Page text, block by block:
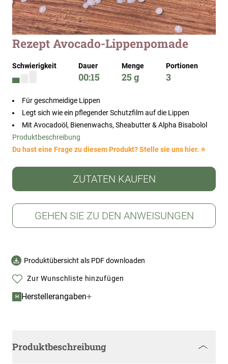
Zum
Anfang
Bildergalerie
springen
Rezept Avocado-Lippenpomade
Schwierigkeit Dauer
00:15
Menge
25 g
Portionen
3
Für geschmeidige Lippen
Legt sich wie ein pflegender Schutzfilm auf die Lippen
Mit Avocadoöl, Bienenwachs, Sheabutter & Alpha Bisabolol
Produktbeschreibung
Du hast eine Frage zu diesem Produkt? Stelle sie uns hier. ⭐
ZUTATEN KAUFEN
GEHEN SIE ZU DEN ANWEISUNGEN
Produktübersicht als PDF downloaden
Zur Wunschliste hinzufügen
H Herstellerangaben+
Produktbeschreibung